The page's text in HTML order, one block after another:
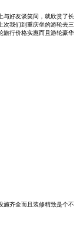
与好友谈笑间，就欣赏了长
次我们到重庆坐的游轮去三
旅行价格实惠而且游轮豪华
施齐全而且装修精致是个不